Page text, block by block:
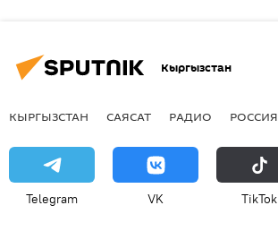
Кыргызстан
КЫРГЫЗСТАН САЯСАТ РАДИО РОССИЯ
Telegram VK ТikТоk